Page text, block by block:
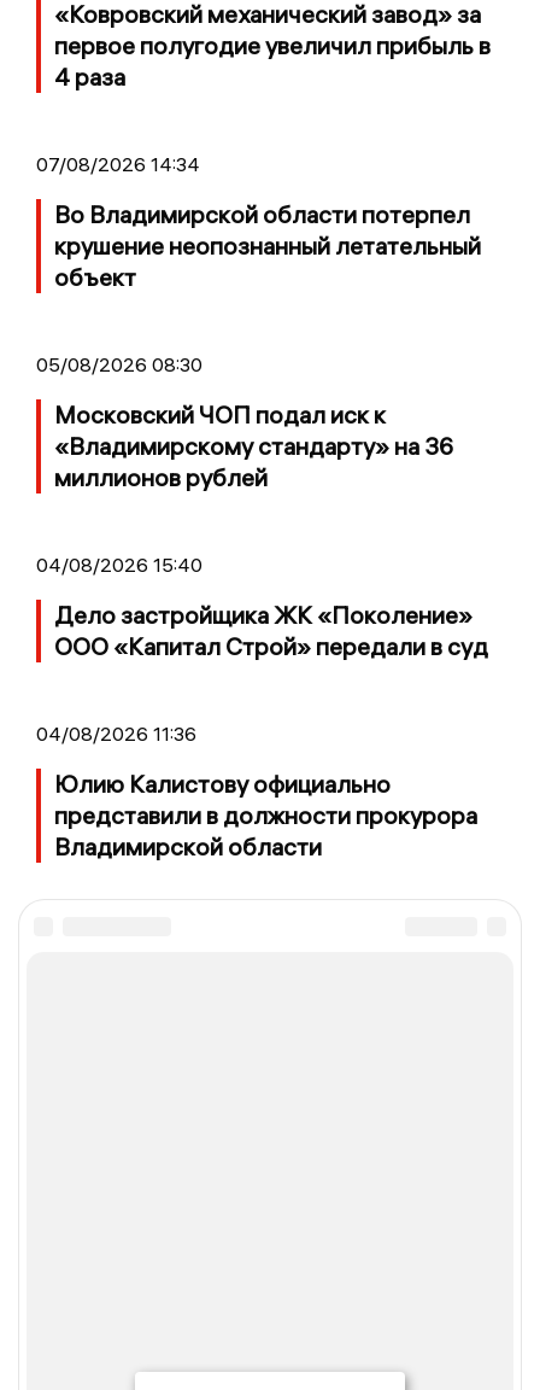
«Ковровский механический завод» за
первое полугодие увеличил прибыль в
4 раза
07/08/2026 14:34
Во Владимирской области потерпел
крушение неопознанный летательный
объект
05/08/2026 08:30
Московский ЧОП подал иск к
«Владимирскому стандарту» на 36
миллионов рублей
04/08/2026 15:40
Дело застройщика ЖК «Поколение»
ООО «Капитал Строй» передали в суд
04/08/2026 11:36
Юлию Калистову официально
представили в должности прокурора
Владимирской области